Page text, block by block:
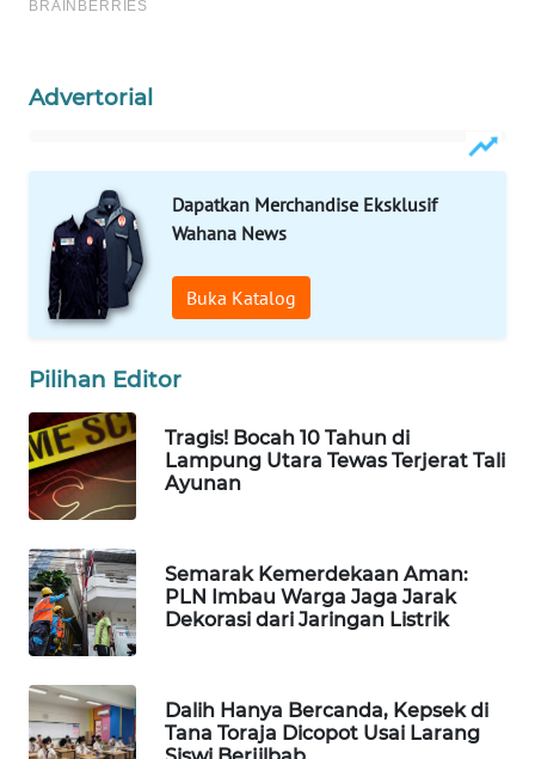
Advertorial
Dapatkan Merchandise Eksklusif
Wahana News
Buka Katalog
Pilihan Editor
Tragis! Bocah 10 Tahun di
Lampung Utara Tewas Terjerat Tali
Ayunan
Semarak Kemerdekaan Aman:
PLN Imbau Warga Jaga Jarak
Dekorasi dari Jaringan Listrik
Dalih Hanya Bercanda, Kepsek di
Tana Toraja Dicopot Usai Larang
ID
CO ID
NET
WAHANA
SPORT
WAHANA
UMKM
WAHANA
SELEB
WAHANA
PERSONA
WAHANA
OTOMOTIF
WAHANA
HEALTH